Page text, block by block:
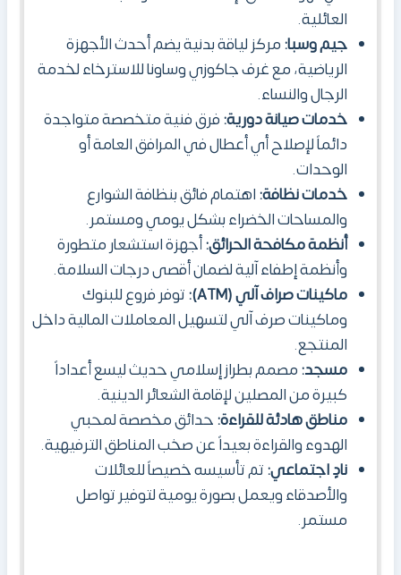
العائلية.
جيم وسبا:مركز لياقة بدنية يضم أحدث الأجهزة
الرياضية، مع غرف جاكوزي وساونا للاسترخاء لخدمة
الرجال والنساء.
خدمات صيانة دورية:فرق فنية متخصصة متواجدة
دائماً لإصلاح أي أعطال في المرافق العامة أو
الوحدات.
خدمات نظافة:اهتمام فائق بنظافة الشوارع
والمساحات الخضراء بشكل يومي ومستمر.
أنظمة مكافحة الحرائق:أجهزة استشعار متطورة
وأنظمة إطفاء آلية لضمان أقصى درجات السلامة.
ماكينات صراف آلي (ATM):
توفر فروع للبنوك
وماكينات صرف آلي لتسهيل المعاملات المالية داخل
المنتجع.
مسجد:مصمم بطراز إسلامي حديث ليسع أعداداً
كبيرة من المصلين لإقامة الشعائر الدينية.
مناطق هادئة للقراءة:حدائق مخصصة لمحبي
الهدوء والقراءة بعيداً عن صخب المناطق الترفيهية.
نادٍ اجتماعي:تم تأسيسه خصيصاً للعائلات
والأصدقاء ويعمل بصورة يومية لتوفير تواصل
مستمر.